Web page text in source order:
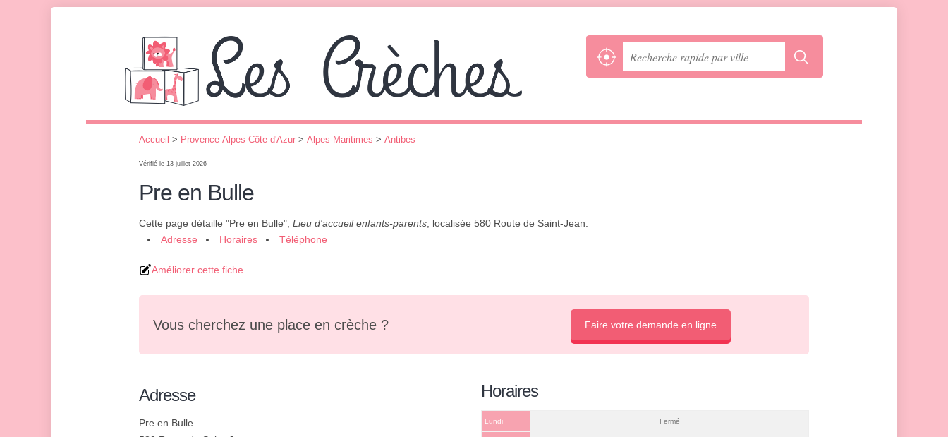
Accueil > Provence-Alpes-Côte d'Azur > Alpes-Maritimes > Antibes
Vérifié le 13 juillet 2026
Pre en Bulle
Cette page détaille "Pre en Bulle", Lieu d'accueil enfants-parents , localisée 580 Route de Saint-Jean.
Adresse
Horaires Téléphone
Améliorer cette fiche
Vous cherchez une place en crèche ? Faire votre demande en ligne
Adresse
Pre en Bulle
Horaires
Lundi Fermé